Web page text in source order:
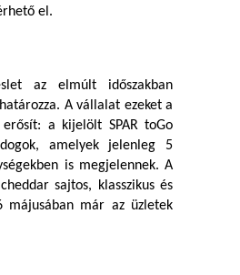
el.
az elmúlt időszakban
A vállalat ezeket a
a kijelölt SPAR toGo
amelyek jelenleg 5
is megjelennek. A
sajtos, klasszikus és
májusában már az üzletek